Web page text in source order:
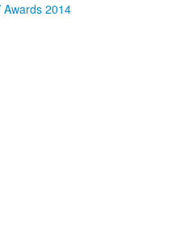
2014